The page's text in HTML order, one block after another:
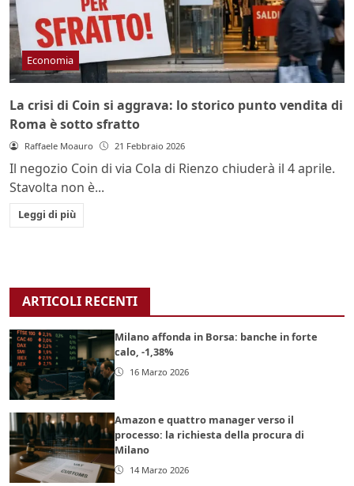
Economia
La crisi di Coin si aggrava: lo storico punto vendita di
Roma è sotto sfratto
Raffaele Moauro 21 Febbraio 2026
Il negozio Coin di via Cola di Rienzo chiuderà il 4 aprile.
Stavolta non è...
Leggi di più
ARTICOLI RECENTI
Milano affonda in Borsa: banche in forte
calo, -1,38%
16 Marzo 2026
Amazon e quattro manager verso il
processo: la richiesta della procura di
Milano
14 Marzo 2026